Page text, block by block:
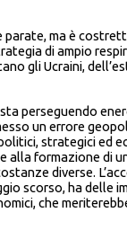
parate, ma è
di ampio
gli Ucraini,
perseguendo
un errore
strategici ed
alla formazione di
diverse.
scorso, ha delle
che